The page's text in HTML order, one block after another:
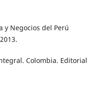
y Negocios del Perú
Colombia. Editorial